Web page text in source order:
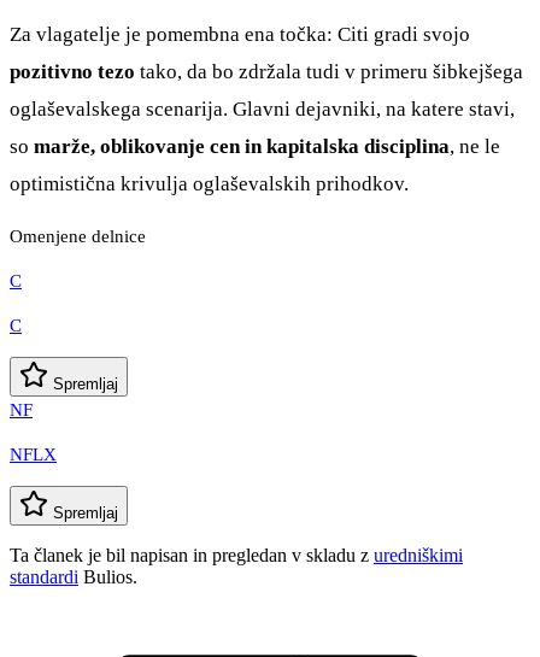
Za vlagatelje je pomembna ena točka: Citi gradi svojo
pozitivno tezo tako, da bo zdržala tudi v primeru šibkejšega
oglaševalskega scenarija. Glavni dejavniki, na katere stavi,
so marže, oblikovanje cen in kapitalska disciplina, ne le
optimistična krivulja oglaševalskih prihodkov.
Omenjene delnice
C
C
Spremljaj
NF
NFLX
Spremljaj
Ta članek je bil napisan in pregledan v skladu z uredniškimi
standardi Bulios.